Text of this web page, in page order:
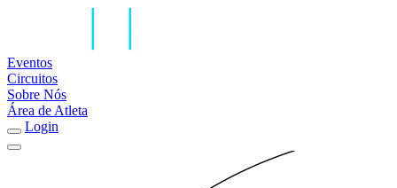
Eventos
Circuitos
Sobre Nós
Área de Atleta
Login